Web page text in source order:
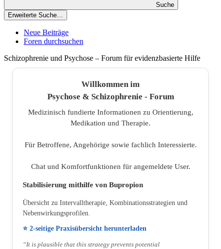
Suche
Erweiterte Suche…
Neue Beiträge
Foren durchsuchen
Schizophrenie und Psychose – Forum für evidenzbasierte Hilfe
Willkommen im
Psychose & Schizophrenie - Forum
Medizinisch fundierte Informationen zu Orientierung,
Medikation und Therapie.
Für Betroffene, Angehörige sowie fachlich Interessierte.
Chat und Komfortfunktionen für angemeldete User.
Stabilisierung mithilfe von Bupropion
Übersicht zu Intervalltherapie, Kombinationsstrategien und
Nebenwirkungsprofilen.
⭐ 2‑seitige Praxisübersicht herunterladen
“It is plausible that this strategy prevents potential